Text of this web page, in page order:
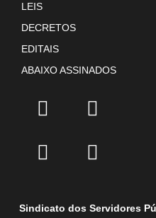
LEIS
DECRETOS
EDITAIS
ABAIXO ASSINADOS
Sindicato dos Servidores